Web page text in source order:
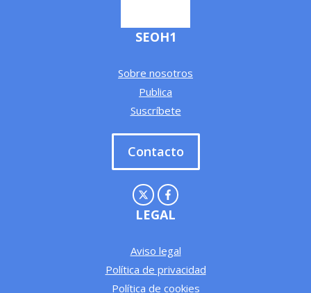
SEOH1
Sobre nosotros
Publica
Suscríbete
Contacto
LEGAL
Aviso legal
Política de privacidad
Política de cookies